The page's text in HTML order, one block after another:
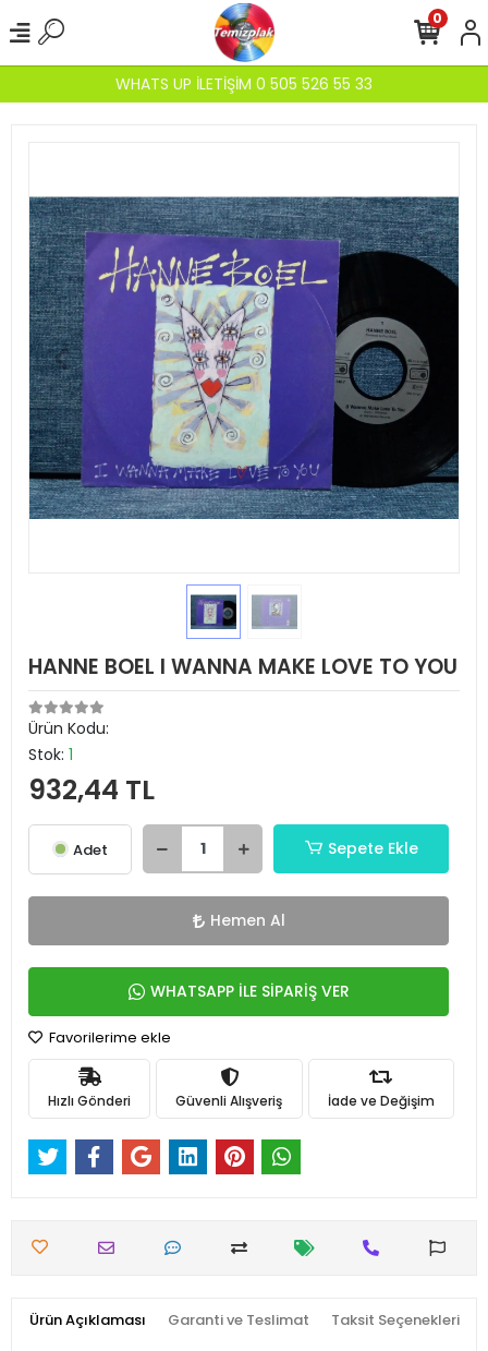
WHATS UP İLETİŞİM 0 505 526 55 33
0
HANNE BOEL I WANNA MAKE LOVE TO YOU
Ürün Kodu:
Stok: 1
932,44 TL
Adet Sepete Ekle
Hemen Al
WHATSAPP İLE SİPARİŞ VER
Favorilerime ekle
Hızlı Gönderi Güvenli Alışveriş İade ve Değişim
Ürün Açıklaması Garanti ve Teslimat Taksit Seçenekleri